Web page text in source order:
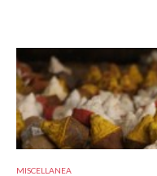
MISCELLANEA